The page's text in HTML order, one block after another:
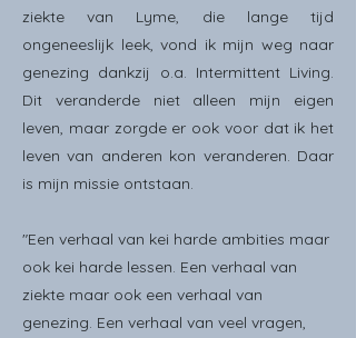
ziekte van Lyme, die lange tijd
ongeneeslijk leek, vond ik mijn weg naar
genezing dankzij o.a. Intermittent Living.
Dit veranderde niet alleen mijn eigen
leven, maar zorgde er ook voor dat ik het
leven van anderen kon veranderen. Daar
is mijn missie ontstaan.
"Een verhaal van kei harde ambities maar
ook kei harde lessen. Een verhaal van
ziekte maar ook een verhaal van
genezing. Een verhaal van veel vragen,